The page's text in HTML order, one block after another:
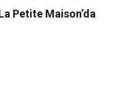
Petite Maison’da